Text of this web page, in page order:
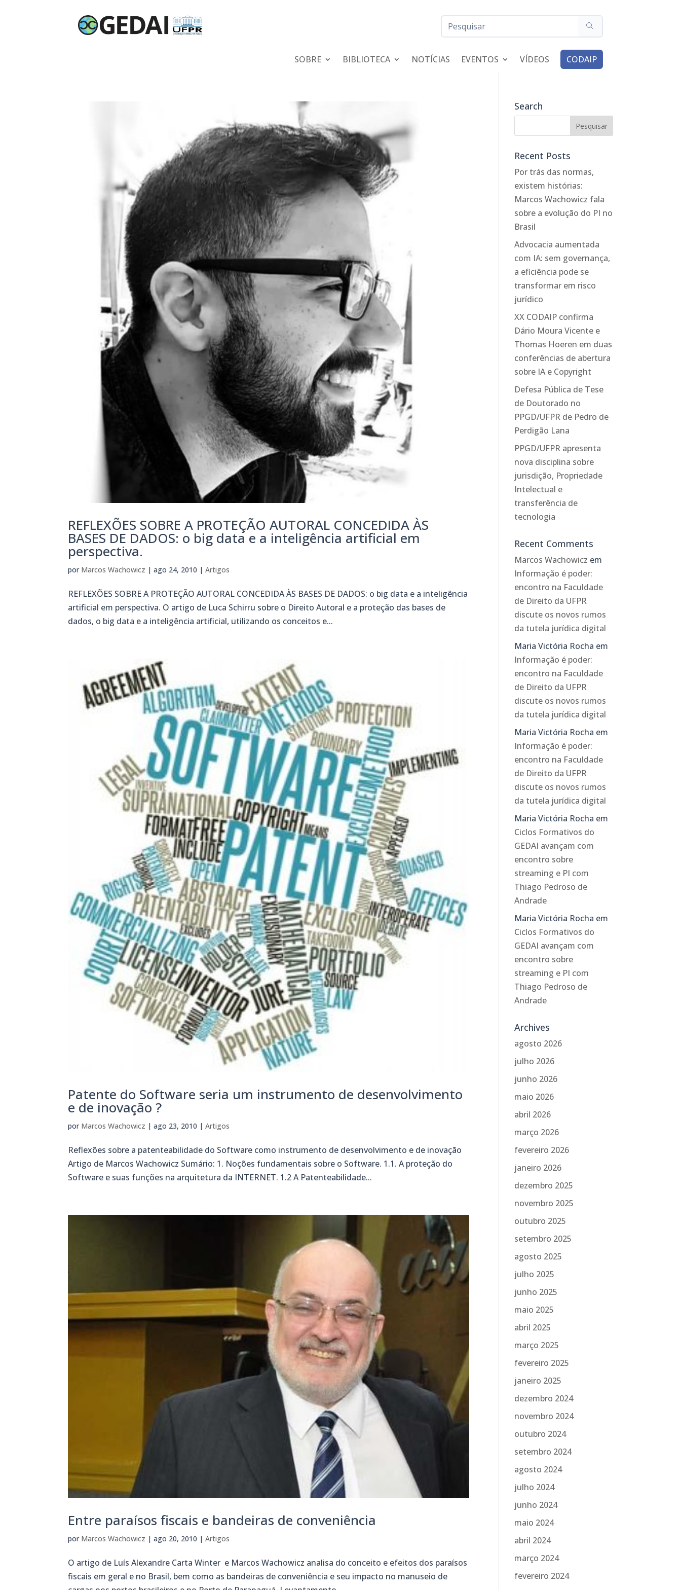
SOBRE BIBLIOTECA NOTÍCIAS EVENTOS VÍDEOS CODAIP
REFLEXÕES SOBRE A PROTEÇÃO AUTORAL CONCEDIDA ÀS
BASES DE DADOS: o big data e a inteligência artificial em
perspectiva.
por Marcos Wachowicz |ago 24, 2010 |Artigos
REFLEXÕES SOBRE A PROTEÇÃO AUTORAL CONCEDIDA ÀS BASES DE DADOS: o big data e a inteligência
artificial em perspectiva. O artigo de Luca Schirru sobre o Direito Autoral e a proteção das bases de
dados, o big data e a inteligência artificial, utilizando os conceitos e...
Patente do Software seria um instrumento de desenvolvimento
e de inovação ?
por Marcos Wachowicz |ago 23, 2010 |Artigos
Reflexões sobre a patenteabilidade do Software como instrumento de desenvolvimento e de inovação
Artigo de Marcos Wachowicz Sumário: 1. Noções fundamentais sobre o Software. 1.1. A proteção do
Software e suas funções na arquitetura da INTERNET. 1.2 A Patenteabilidade...
Entre paraísos fiscais e bandeiras de conveniência
por Marcos Wachowicz |ago 20, 2010 |Artigos
O artigo de Luís Alexandre Carta Winter e Marcos Wachowicz analisa do conceito e efeitos dos paraísos
fiscais em geral e no Brasil, bem como as bandeiras de conveniência e seu impacto no manuseio de
Search
Recent Posts
Por trás das normas,
existem histórias:
Marcos Wachowicz fala
sobre a evolução do PI no
Brasil
Advocacia aumentada
com IA: sem governança,
a eficiência pode se
transformar em risco
jurídico
XX CODAIP confirma
Dário Moura Vicente e
Thomas Hoeren em duas
conferências de abertura
sobre IA e Copyright
Defesa Pública de Tese
de Doutorado no
PPGD/UFPR de Pedro de
Perdigão Lana
PPGD/UFPR apresenta
nova disciplina sobre
jurisdição, Propriedade
Intelectual e
transferência de
tecnologia
Recent Comments
Marcos Wachowicz em
Informação é poder:
encontro na Faculdade
de Direito da UFPR
discute os novos rumos
da tutela jurídica digital
Maria Victória Rocha em
Informação é poder:
encontro na Faculdade
de Direito da UFPR
discute os novos rumos
da tutela jurídica digital
Maria Victória Rocha em
Informação é poder:
encontro na Faculdade
de Direito da UFPR
discute os novos rumos
da tutela jurídica digital
Maria Victória Rocha em
Ciclos Formativos do
GEDAI avançam com
encontro sobre
streaming e PI com
Thiago Pedroso de
Andrade
Maria Victória Rocha em
Ciclos Formativos do
GEDAI avançam com
encontro sobre
streaming e PI com
Thiago Pedroso de
Andrade
Archives
agosto 2026
julho 2026
junho 2026
maio 2026
abril 2026
março 2026
fevereiro 2026
janeiro 2026
dezembro 2025
novembro 2025
outubro 2025
setembro 2025
agosto 2025
julho 2025
junho 2025
maio 2025
abril 2025
março 2025
fevereiro 2025
janeiro 2025
dezembro 2024
novembro 2024
outubro 2024
setembro 2024
agosto 2024
julho 2024
junho 2024
maio 2024
abril 2024
março 2024
fevereiro 2024